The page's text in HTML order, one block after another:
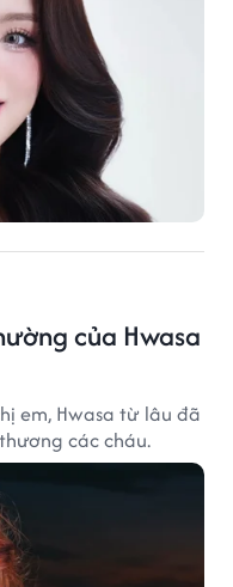
của Hwasa
em, Hwasa từ lâu đã
các cháu.